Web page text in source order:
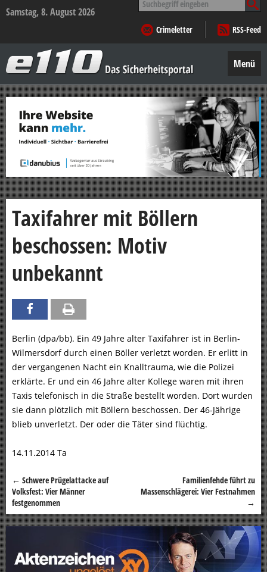
Samstag, 8. August 2026
nach:
Crimeletter
RSS-Feed
–
Das
Sicherheitsportal
Menü
Zum
Inhalt
springen
Taxifahrer mit Böllern
beschossen: Motiv
unbekannt
Berlin (dpa/bb). Ein 49 Jahre alter Taxifahrer ist in Berlin-
Wilmersdorf durch einen Böller verletzt worden. Er erlitt in
der vergangenen Nacht ein Knalltrauma, wie die Polizei
erklärte. Er und ein 46 Jahre alter Kollege waren mit ihren
Taxis telefonisch in die Straße bestellt worden. Dort wurden
sie dann plötzlich mit Böllern beschossen. Der 46-Jährige
blieb unverletzt. Der oder die Täter sind flüchtig.
14.11.2014 Ta
Beitragsnavigation
← Schwere Prügelattacke auf
Volksfest: Vier Männer
festgenommen
Familienfehde führt zu
Massenschlägerei: Vier Festnahmen
→